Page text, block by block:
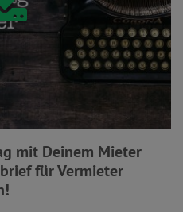
mit Deinem Mieter
für Vermieter